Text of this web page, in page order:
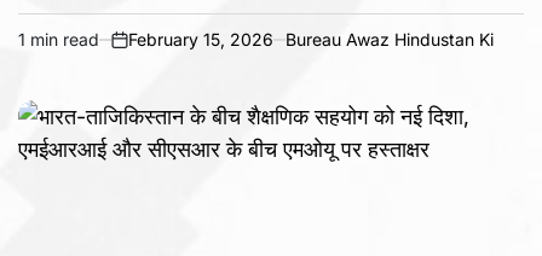
Estimated
time
1 min read
on
February 15, 2026 Bureau Awaz Hindustan Ki